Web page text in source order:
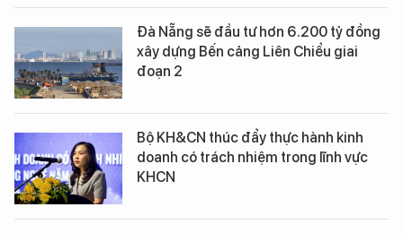
Đà Nẵng sẽ đầu tư hơn 6.200 tỷ đồng
xây dựng Bến cảng Liên Chiểu giai
đoạn 2
Bộ KH&CN thúc đẩy thực hành kinh
doanh có trách nhiệm trong lĩnh vực
KHCN